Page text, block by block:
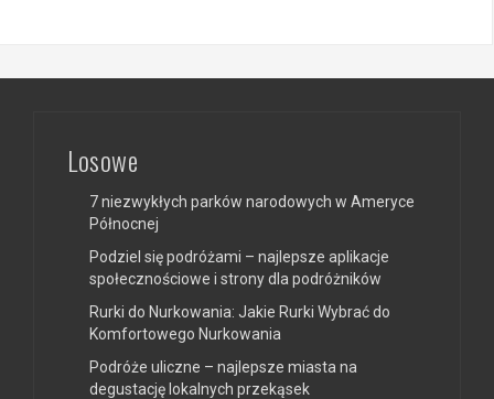
Losowe
7 niezwykłych parków narodowych w Ameryce
Północnej
Podziel się podróżami – najlepsze aplikacje
społecznościowe i strony dla podróżników
Rurki do Nurkowania: Jakie Rurki Wybrać do
Komfortowego Nurkowania
Podróże uliczne – najlepsze miasta na
degustację lokalnych przekąsek